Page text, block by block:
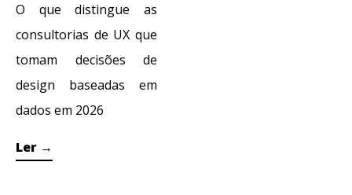
O que distingue as
consultorias de UX que
tomam decisões de
design baseadas em
dados em 2026
Ler →